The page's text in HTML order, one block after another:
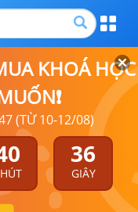
KHOÁ HỌC
(TỪ 10-12/08)
35
GIÂY